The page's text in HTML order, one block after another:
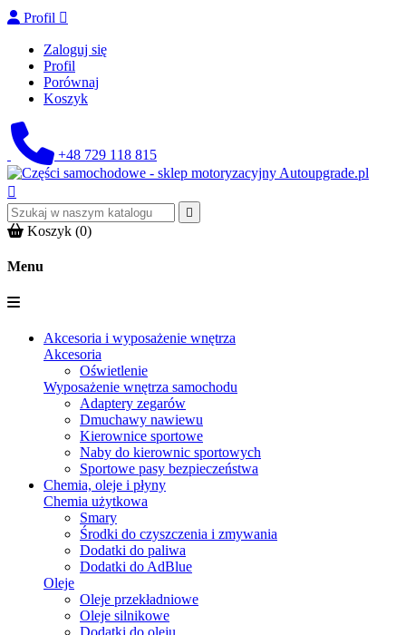
Profil 
Zaloguj się
Profil
Porównaj
Koszyk
+48 729 118 815


Koszyk (0)
Menu
Akcesoria i wyposażenie wnętrza
Akcesoria
Oświetlenie
Wyposażenie wnętrza samochodu
Adaptery zegarów
Dmuchawy nawiewu
Kierownice sportowe
Naby do kierownic sportowych
Sportowe pasy bezpieczeństwa
Chemia, oleje i płyny
Chemia użytkowa
Smary
Środki do czyszczenia i zmywania
Dodatki do paliwa
Dodatki do AdBlue
Oleje
Oleje przekładniowe
Oleje silnikowe
Dodatki do oleju